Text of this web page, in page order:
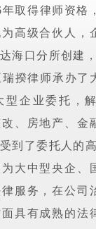
取得律师资格
高级合伙人，
海口分所创建
揆律师承办了
型企业委托，
、房地产、金
到了委托人的高
大中型央企、
服务，在公司
具有成熟的法